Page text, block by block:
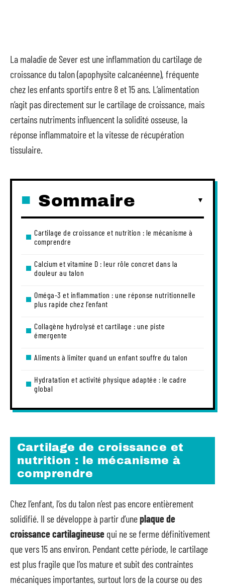
La maladie de Sever est une inflammation du cartilage de
croissance du talon (apophysite calcanéenne), fréquente
chez les enfants sportifs entre 8 et 15 ans. L’alimentation
n’agit pas directement sur le cartilage de croissance, mais
certains nutriments influencent la solidité osseuse, la
réponse inflammatoire et la vitesse de récupération
tissulaire.
Sommaire
Cartilage de croissance et nutrition : le mécanisme à
comprendre
Calcium et vitamine D : leur rôle concret dans la
douleur au talon
Oméga-3 et inflammation : une réponse nutritionnelle
plus rapide chez l’enfant
Collagène hydrolysé et cartilage : une piste
émergente
Aliments à limiter quand un enfant souffre du talon
Hydratation et activité physique adaptée : le cadre
global
Cartilage de croissance et
nutrition : le mécanisme à
comprendre
Chez l’enfant, l’os du talon n’est pas encore entièrement
solidifié. Il se développe à partir d’uneplaque de
croissance cartilagineuse qui ne se ferme définitivement
que vers 15 ans environ. Pendant cette période, le cartilage
est plus fragile que l’os mature et subit des contraintes
mécaniques importantes, surtout lors de la course ou des